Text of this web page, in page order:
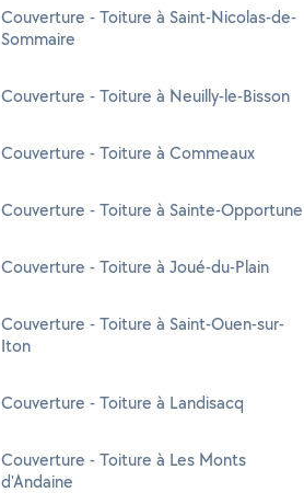
Couverture - Toiture à Saint-Nicolas-de-
Sommaire
Couverture - Toiture à Neuilly-le-Bisson
Couverture - Toiture à Commeaux
Couverture - Toiture à Sainte-Opportune
Couverture - Toiture à Joué-du-Plain
Couverture - Toiture à Saint-Ouen-sur-
Iton
Couverture - Toiture à Landisacq
Couverture - Toiture à Les Monts
d'Andaine